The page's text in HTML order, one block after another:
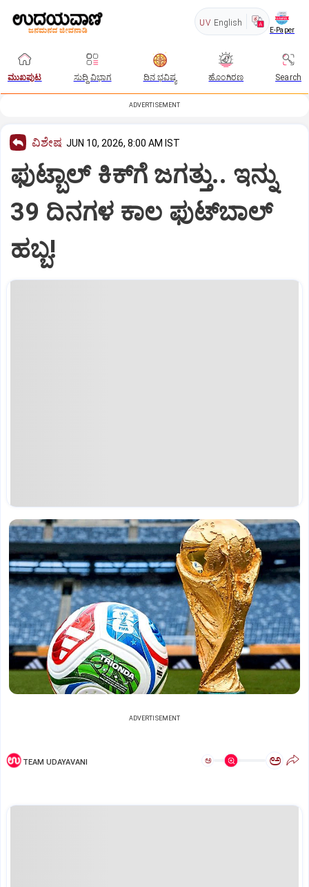
UV English
E-Paper
ಮುಖಪುಟ ಸುದ್ದಿ ವಿಭಾಗ ದಿನ ಭವಿಷ್ಯ ಹೊಂಗಿರಣ Search
ADVERTISEMENT
ವಿಶೇಷ JUN 10, 2026, 8:00 AM IST
ಫುಟ್ಬಾಲ್‌ ಕಿಕ್‌ಗೆ ಜಗತ್ತು.. ಇನ್ನು
39 ದಿನಗಳ ಕಾಲ ಫುಟ್‌ಬಾಲ್‌
ಹಬ್ಬ!
ADVERTISEMENT
TEAM UDAYAVANI ಅ ಅ